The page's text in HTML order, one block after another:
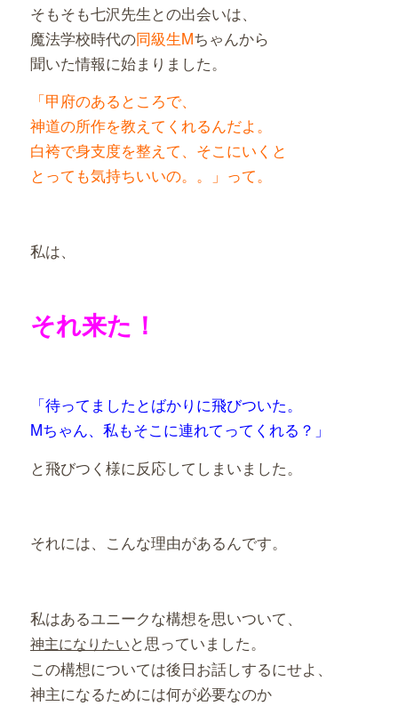
そもそも七沢先生との出会いは、
魔法学校時代の同級生Mちゃんから
聞いた情報に始まりました。
「甲府のあるところで、
神道の所作を教えてくれるんだよ。
白袴で身支度を整えて、そこにいくと
とっても気持ちいいの。。」って。
私は、
それ来た！
「待ってましたとばかりに飛びついた。
Mちゃん、私もそこに連れてってくれる？」
と飛びつく様に反応してしまいました。
それには、こんな理由があるんです。
私はあるユニークな構想を思いついて、
神主になりたいと思っていました。
この構想については後日お話しするにせよ、
神主になるためには何が必要なのか